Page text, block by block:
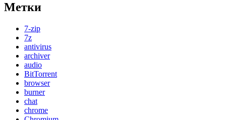
Метки
7-zip
7z
antivirus
archiver
audio
BitTorrent
browser
burner
chat
chrome